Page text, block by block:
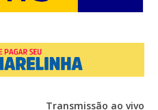
Transmissão ao vivo